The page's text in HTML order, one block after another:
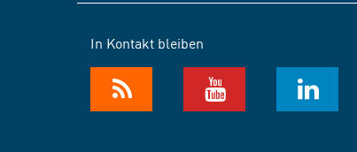
In Kontakt bleiben